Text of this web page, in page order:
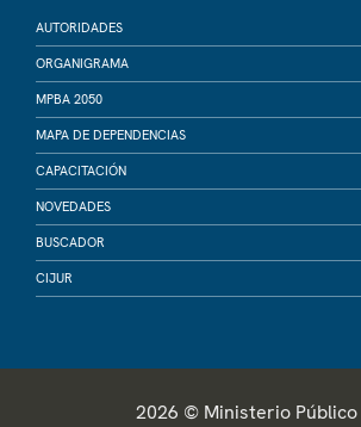
AUTORIDADES
ORGANIGRAMA
MPBA 2050
MAPA DE DEPENDENCIAS
CAPACITACIÓN
NOVEDADES
BUSCADOR
CIJUR
2026 © Ministerio